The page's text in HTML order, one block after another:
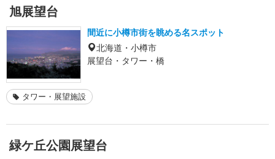
旭展望台
間近に小樽市街を眺める名スポット
北海道・小樽市
展望台・タワー・橋
タワー・展望施設
緑ケ丘公園展望台